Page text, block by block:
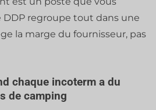
DDP regroupe tout dans une
la marge du fournisseur, pas
chaque incoterm a du
de camping